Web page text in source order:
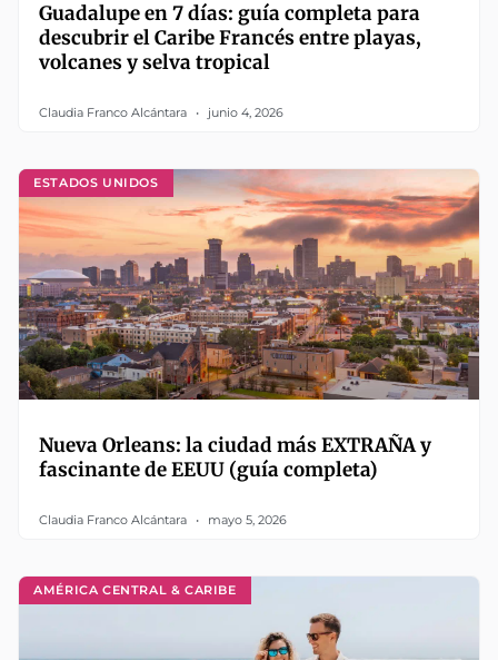
Guadalupe en 7 días: guía completa para
descubrir el Caribe Francés entre playas,
volcanes y selva tropical
Claudia Franco Alcántara junio 4, 2026
ESTADOS UNIDOS
Nueva Orleans: la ciudad más EXTRAÑA y
fascinante de EEUU (guía completa)
Claudia Franco Alcántara mayo 5, 2026
AMÉRICA CENTRAL & CARIBE